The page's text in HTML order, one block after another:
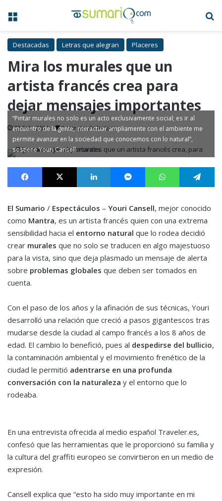
Menú
Destacadas Letras que alegran Placeres
Mira los murales que un
artista francés crea para
dejar mensajes importantes
03 Feb, 2021 1 minuto de lectura
“Pintar murales no solo es un acto exclusivamente social; es ir al
encuentro de la gente, interactuar ampliamente con el ambiente me
permite avanzar en la sociedad que conocemos con lo natural”,
sostiene Youri Cansell
Facebook X LinkedIn MessengerWhatsApp
El Sumario / Espectáculos – Youri Cansell, mejor conocido
como Mantra, es un artista francés quien con una extrema
sensibilidad hacia el entorno natural que lo rodea decidió
crear murales que no solo se traducen en algo majestuoso
para la vista, sino que deja plasmado un mensaje de alerta
sobre problemas globales que deben ser tomados en
cuenta.
Con el paso de los años y la afinación de sus técnicas, Youri
desarrolló una relación que creció a pasos gigantescos tras
mudarse desde la ciudad al campo francés a los 8 años de
edad. El cambio lo benefició, pues al despedirse del bullicio,
la contaminación ambiental y el movimiento frenético de la
ciudad le permitió adentrarse en una profunda
conversación con la naturaleza y el entorno que lo
rodeaba.
En una entrevista ofrecida al medio español Traveler.es,
confesó que las herramientas que le proporcionó su familia y
la cultura del graffiti europeo se convirtieron en un medio de
expresión.
Cansell explica que “esto ha sido muy importante en mi